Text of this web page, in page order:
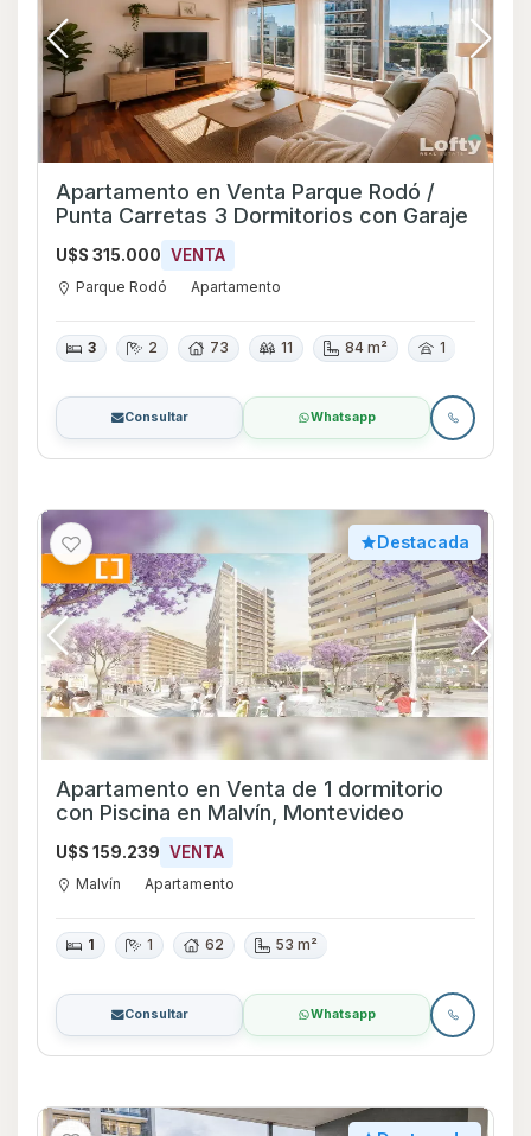
Apartamento en Venta Parque Rodó /
Punta Carretas 3 Dormitorios con Garaje
U$S 315.000 VENTA
Parque Rodó Apartamento
3 2 73 11 84 m² 1
Consultar Whatsapp
Destacada
Apartamento en Venta de 1 dormitorio
con Piscina en Malvín, Montevideo
U$S 159.239 VENTA
Malvín Apartamento
1 1 62 53 m²
Consultar Whatsapp